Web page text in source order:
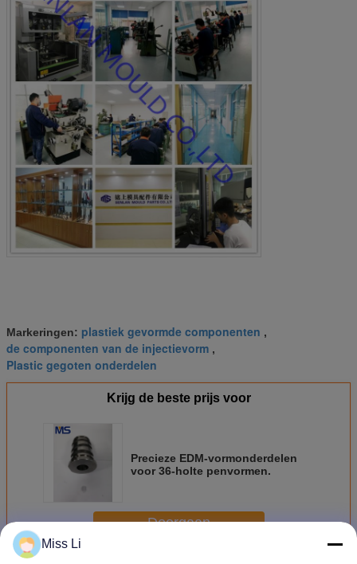
Markeringen: plastiek gevormde componenten ,
de componenten van de injectievorm ,
Plastic gegoten onderdelen
Krijg de beste prijs voor
Precieze EDM-vormonderdelen
voor 36-holte penvormen.
Doorgaan
Miss Li